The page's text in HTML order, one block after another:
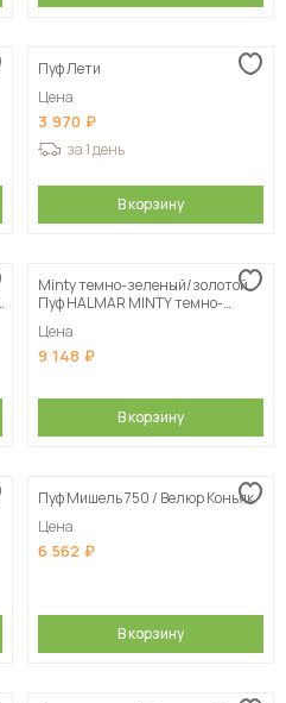
Пуф Лети
Цена
3 970
за 1 день
В корзину
Minty темно-зеленый/золотой
Пуф HALMAR MINTY темно-
Цена
9 148
В корзину
Пуф Мишель 750 / Велюр Коньяк
Цена
6 562
В корзину